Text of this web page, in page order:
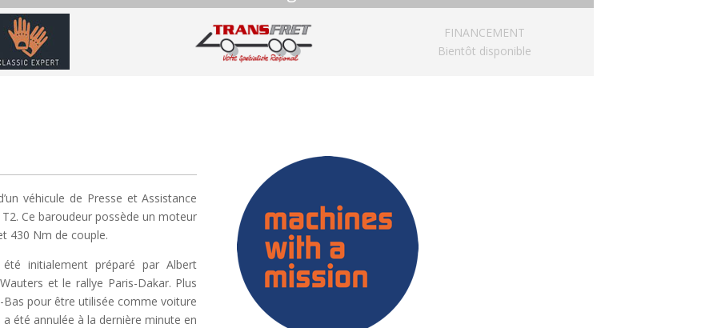
FINANCEMENT
Bientôt disponible
véhicule de Presse et Assistance
Ce baroudeur possède un moteur
430 Nm de couple.
initialement préparé par Albert
et le rallye Paris-Dakar. Plus
pour être utilisée comme voiture
été annulée à la dernière minute en